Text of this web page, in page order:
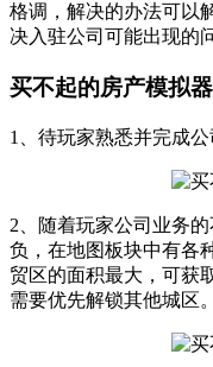
格调，解决的办法可以
决入驻公司可能出现的
买不起的房产模拟
1、待玩家熟悉并完成
2、随着玩家公司业务
负，在地图板块中有各
贸区的面积最大，可获
需要优先解锁其他城区。